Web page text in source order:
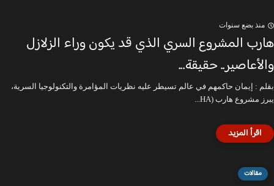
منذ بضع سنوات
هارب المشروع السري الذي قد يكون وراء الزلازل
والأعاصير.. حقيقة...
بقلم : إيمان حاكمهم في عالم تسيطر عليه نظريات المؤامرة والتكنولوجيا السرية،
يبرز مشروع هارب (HA...
مقالات